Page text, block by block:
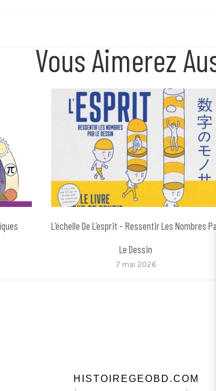
Vous Aimerez
L’échelle De L’esprit – Ressentir Les Nombres
Le Dessin
7 mai 2026
HISTOIREGEOBD.COM